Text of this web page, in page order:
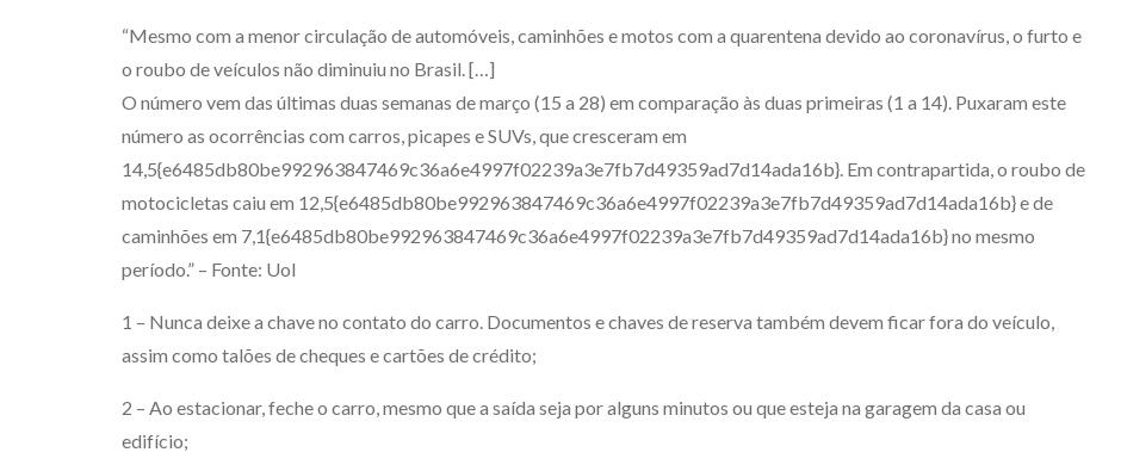
“Mesmo com a menor circulação de automóveis, caminhões e motos com a quarentena devido ao coronavírus, o furto e
o roubo de veículos não diminuiu no Brasil. […]
O número vem das últimas duas semanas de março (15 a 28) em comparação às duas primeiras (1 a 14). Puxaram este
número as ocorrências com carros, picapes e SUVs, que cresceram em
14,5{e6485db80be992963847469c36a6e4997f02239a3e7fb7d49359ad7d14ada16b}. Em contrapartida, o roubo de
motocicletas caiu em 12,5{e6485db80be992963847469c36a6e4997f02239a3e7fb7d49359ad7d14ada16b} e de
caminhões em 7,1{e6485db80be992963847469c36a6e4997f02239a3e7fb7d49359ad7d14ada16b} no mesmo
período.” – Fonte: Uol
1 – Nunca deixe a chave no contato do carro. Documentos e chaves de reserva também devem ficar fora do veículo,
assim como talões de cheques e cartões de crédito;
2 – Ao estacionar, feche o carro, mesmo que a saída seja por alguns minutos ou que esteja na garagem da casa ou
edifício;